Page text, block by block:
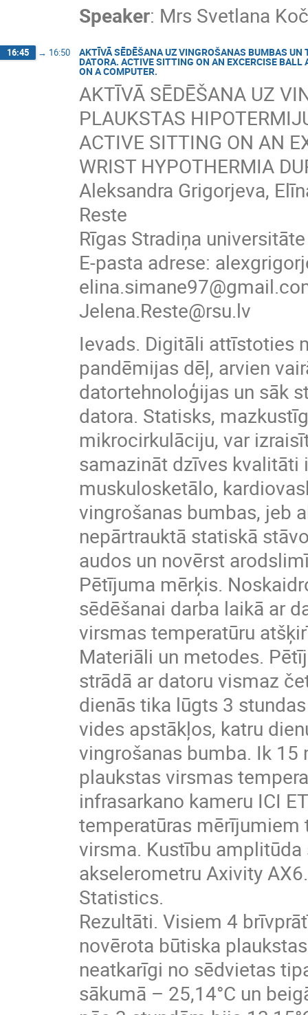
Speaker: Mrs Svetlana
16:45 → 16:50 AKTĪVĀ SĒDĒŠANA UZ VINGROŠANAS BUMBAS
DATORA. ACTIVE SITTING ON AN EXCERCISE
ON A COMPUTER.
AKTĪVĀ SĒDĒŠANA UZ
PLAUKSTAS
ACTIVE SITTING ON AN
WRIST HYPOTHERMIA
Aleksandra Grigorjeva,
Reste
Rīgas Stradiņa universitāte
E-pasta adrese:
Jelena.Reste@rsu.lv
Ievads. Digitāli attīstoties
pandēmijas dēļ, arvien
datortehnoloģijas un sāk
datora. Statisks,
mikrocirkulāciju, var
samazināt dzīves
muskulosketālo,
vingrošanas bumbas, jeb
nepārtrauktā statiskā
audos un novērst
Pētījuma mērķis.
sēdēšanai darba laikā ar
virsmas temperatūru
Materiāli un metodes.
strādā ar datoru vismaz
dienās tika lūgts 3
vides apstākļos, katru
vingrošanas bumba. Ik
plaukstas virsmas
infrasarkano kameru ICI
temperatūras mērījumiem
virsma. Kustību
akselerometru Axivity
Statistics.
Rezultāti. Visiem 4
novērota būtiska
neatkarīgi no sēdvietas
sākumā – 25,14°C un